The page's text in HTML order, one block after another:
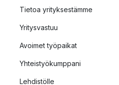
Tietoa yrityksestämme
Yritysvastuu
Avoimet työpaikat
Yhteistyökumppani
Lehdistölle